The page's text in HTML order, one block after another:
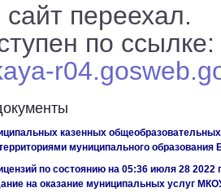
переехал.
по ссылке:
казенных
муниципального образования
по состоянию на 05:36 июля 28 2022
на оказание муниципальных услуг